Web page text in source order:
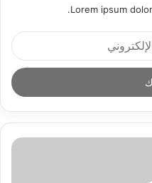
Lorem ipsum